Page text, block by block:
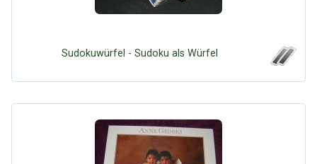
Sudokuwürfel - Sudoku als Würfel